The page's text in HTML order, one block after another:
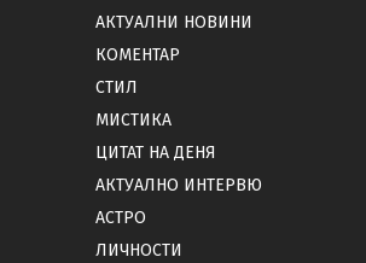
АКТУАЛНИ НОВИНИ
КОМЕНТАР
СТИЛ
МИСТИКА
ЦИТАТ НА ДЕНЯ
АКТУАЛНО ИНТЕРВЮ
АСТРО
ЛИЧНОСТИ